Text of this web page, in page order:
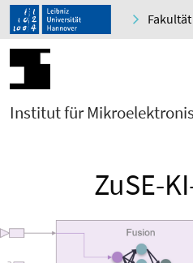
Fakultät
Institut für
ZuSE-